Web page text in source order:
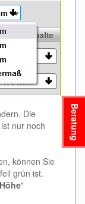
Die
nur noch
können Sie
grün ist.
"
Beratung